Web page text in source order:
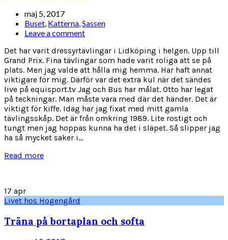
maj 5, 2017
Buset, Katterna,Sassen
Leave a comment
Det har varit dressyrtävlingar i Lidköping i helgen. Upp till
Grand Prix. Fina tävlingar som hade varit roliga att se på
plats. Men jag valde att hålla mig hemma. Har haft annat
viktigare för mig. Därför var det extra kul när det sändes
live på equisport.tv Jag och Bus har målat. Otto har legat
på teckningar. Man måste vara med där det händer. Det är
viktigt för kiffe. Idag har jag fixat med mitt gamla
tävlingsskåp. Det är från omkring 1989. Lite rostigt och
tungt men jag hoppas kunna ha det i släpet. Så slipper jag
ha så mycket saker i...
Read more
17 apr
Livet hos Hogengård
Träna på bortaplan och softa